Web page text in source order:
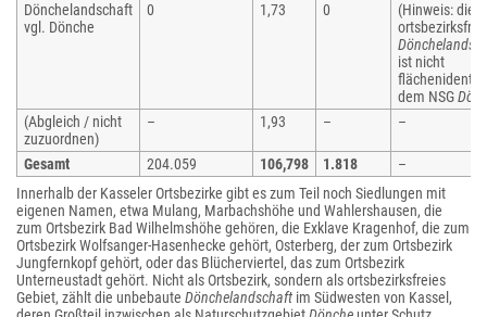
Dönchelandschaft
vgl. Dönche
0 1,73 0
(Hinweis: die
ist nicht
dem NSG
(Abgleich / nicht
zuzuordnen)
– 1,93 – –
Gesamt 204.059 106,798 1.818
–
Innerhalb der Kasseler Ortsbezirke gibt es zum Teil noch Siedlungen mit
eigenen Namen, etwa Mulang, Marbachshöhe und Wahlershausen, die
zum Ortsbezirk Bad Wilhelmshöhe gehören, die Exklave Kragenhof, die zum
Ortsbezirk Wolfsanger-Hasenhecke gehört, Osterberg, der zum Ortsbezirk
Jungfernkopf gehört, oder das Blücherviertel, das zum Ortsbezirk
Unterneustadt gehört. Nicht als Ortsbezirk, sondern als ortsbezirksfreies
Gebiet, zählt die unbebaute Dönchelandschaft im Südwesten von Kassel,